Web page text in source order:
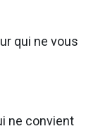
qui ne vous
ne convient